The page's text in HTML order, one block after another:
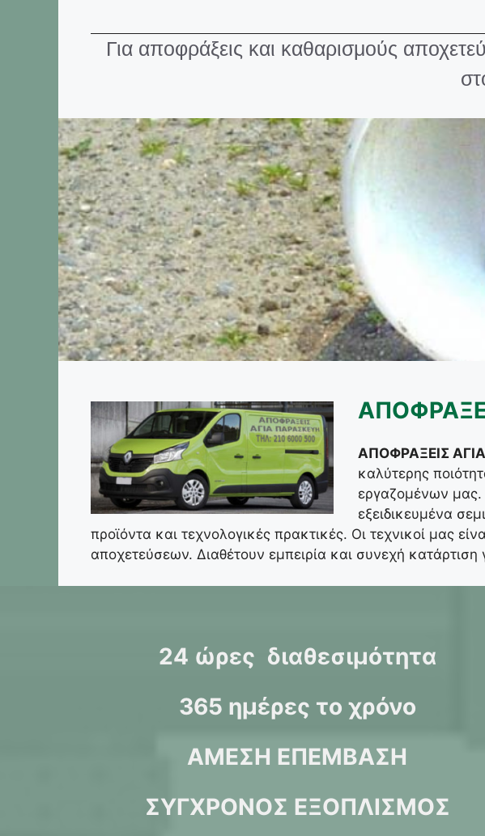
Για αποφράξεις και καθαρισμούς
ΑΠΟΦΡΑΞΕΙΣ
καλύτερης
εργαζομένων
εξειδικευμένα
προϊόντα και τεχνολογικές πρακτικές. Οι τεχνικοί μας
αποχετεύσεων. Διαθέτουν εμπειρία και συνεχή
24 ώρες διαθεσιμότητα
365 ημέρες το χρόνο
ΑΜΕΣΗ ΕΠΕΜΒΑΣΗ
ΣΥΓΧΡΟΝΟΣ ΕΞΟΠΛΙΣΜΟΣ